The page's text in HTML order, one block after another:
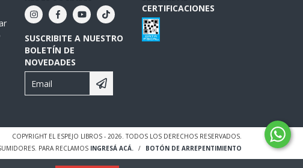
SUSCRIBITE A NUESTRO
BOLETÍN DE
NOVEDADES
CERTIFICACIONES
COPYRIGHT EL ESPEJO LIBROS - 2026. TODOS LOS DERECHOS RESERVADOS.
PARA RECLAMOS INGRESÁ ACÁ. / BOTÓN DE ARREPENTIMIENTO